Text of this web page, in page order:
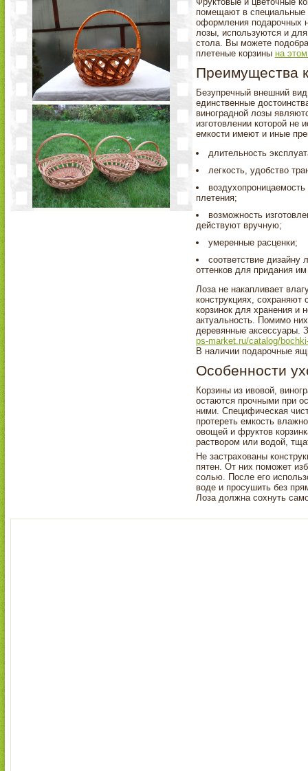
помещают в специальные
оформления подарочных
лозы, используются и для
стола. Вы можете
плетеные корзины на
Преимущества
Безупречный внешний
единственные
виноградной лозы
изготовлении которой не
емкости имеют и иные
длительность
легкость, удобство
плетения;
возможность
действуют вручную;
умеренные расценки;
соответствие
оттенков для придания
Лоза не накапливает
конструкциях,
корзинок для хранения и
актуальность. Помимо
деревянные аксессуары.
ps-market.ru/catalog/
В наличии подарочные
Особенности
Корзины из ивовой,
остаются прочными при
ними. Специфическая
протереть емкость
овощей и фруктов
раствором или водой,
Не застрахованы
пятен. От них поможет
солью. После его
воде и просушить без
Лоза должна сохнуть